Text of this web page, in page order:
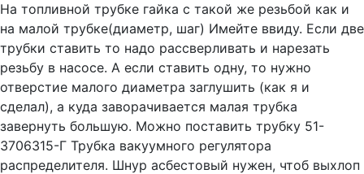
На топливной трубке гайка с такой же резьбой как и
на малой трубке(диаметр, шаг) Имейте ввиду. Если две
трубки ставить то надо рассверливать и нарезать
резьбу в насосе. А если ставить одну, то нужно
отверстие малого диаметра заглушить (как я и
сделал), а куда заворачивается малая трубка
завернуть большую. Можно поставить трубку 51-
3706315-Г Трубка вакуумного регулятора
распределителя. Шнур асбестовый нужен, чтоб выхлоп